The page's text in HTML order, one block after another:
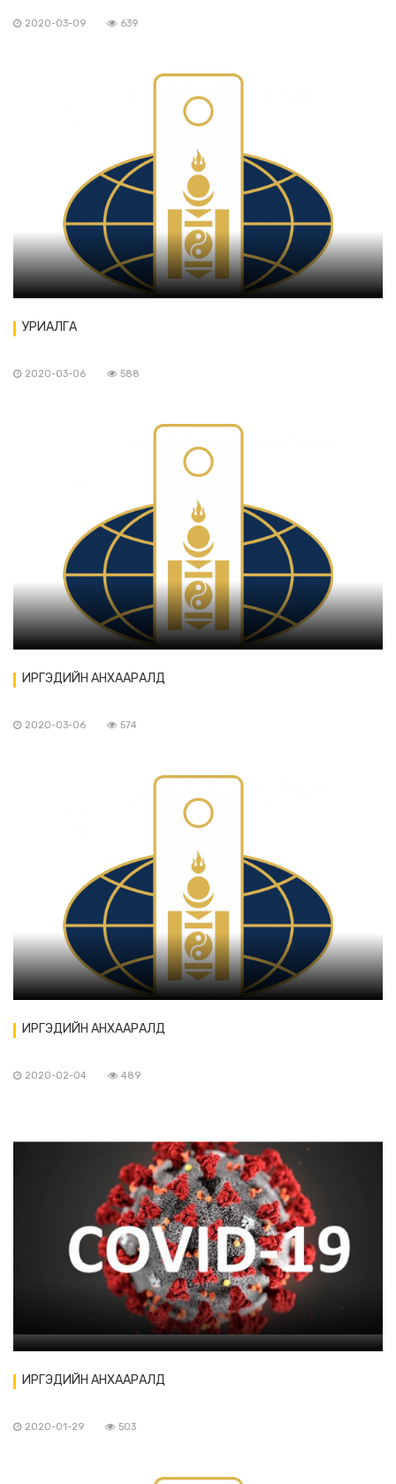
2020-03-09 639
УРИАЛГА
2020-03-06 588
ИРГЭДИЙН АНХААРАЛД
2020-03-06 574
ИРГЭДИЙН АНХААРАЛД
2020-02-04 489
ИРГЭДИЙН АНХААРАЛД
2020-01-29 503